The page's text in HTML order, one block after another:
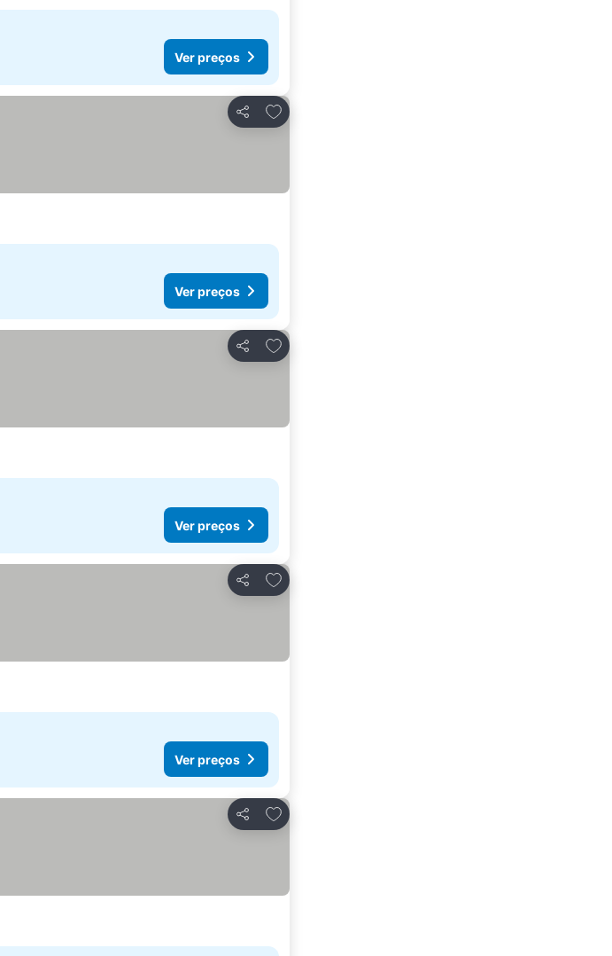
Ver preços
Partilhar
Adicionar aos favoritos
Ver preços
Partilhar
Adicionar aos favoritos
Ver preços
Partilhar
Adicionar aos favoritos
Ver preços
Partilhar
Adicionar aos favoritos